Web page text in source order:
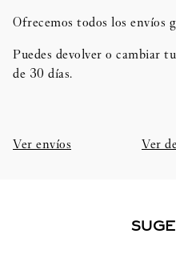
Ofrecemos todos los envíos
Puedes devolver o cambiar
de 30 días.​
Ver envíos Ver